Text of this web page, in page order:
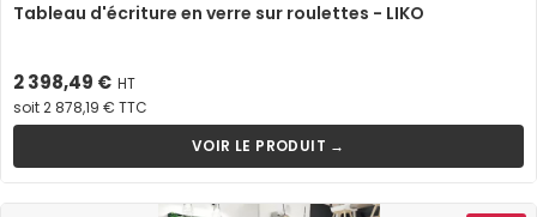
Tableau d'écriture en verre sur roulettes - LIKO
Prix
2 398,49 € HT
soit 2 878,19 € TTC
VOIR LE PRODUIT →